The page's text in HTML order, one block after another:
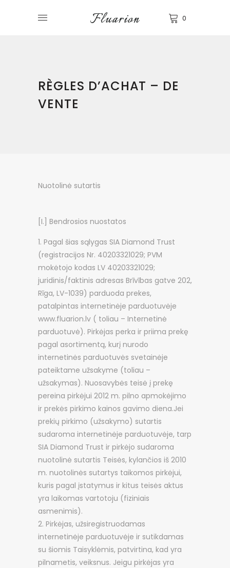
0
RÈGLES D’ACHAT – DE
VENTE
Nuotolinė sutartis
[I.] Bendrosios nuostatos
Pagal šias sąlygas SIA Diamond Trust
(registracijos Nr. 40203321029; PVM
mokėtojo kodas LV 40203321029;
juridinis/faktinis adresas Brīvības gatve 202,
Rīga, LV-1039) parduoda prekes,
patalpintas internetinėje parduotuvėje
www.fluarion.lv ( toliau – Internetinė
parduotuvė). Pirkėjas perka ir priima prekę
pagal asortimentą, kurį nurodo
internetinės parduotuvės svetainėje
pateiktame užsakyme (toliau –
užsakymas). Nuosavybės teisė į prekę
pereina pirkėjui 2012 m. pilno apmokėjimo
ir prekės pirkimo kainos gavimo diena.Jei
prekių pirkimo (užsakymo) sutartis
sudaroma internetinėje parduotuvėje, tarp
SIA Diamond Trust ir pirkėjo sudaroma
nuotolinė sutartis Teisės, kylančios iš 2010
m. nuotolinės sutartys taikomos pirkėjui,
kuris pagal įstatymus ir kitus teisės aktus
yra laikomas vartotoju (fiziniais
asmenimis).
Pirkėjas, užsiregistruodamas
internetinėje parduotuvėje ir sutikdamas
su šiomis Taisyklėmis, patvirtina, kad yra
pilnametis, veiksnus. Jeigu pirkėjas yra